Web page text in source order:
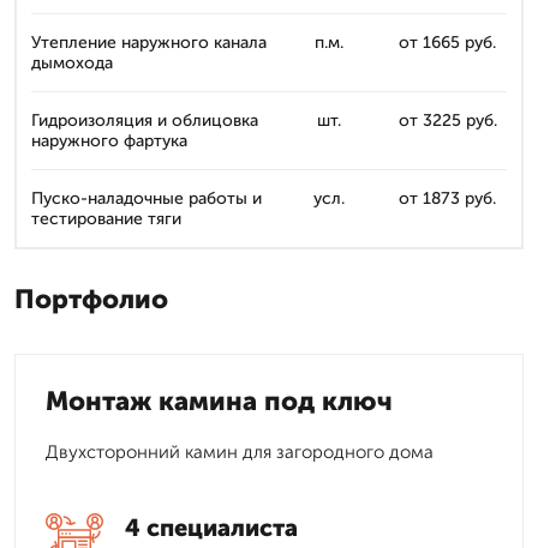
Утепление наружного канала
дымохода
п.м. от 1665 руб.
Гидроизоляция и облицовка
наружного фартука
шт. от 3225 руб.
Пуско-наладочные работы и
тестирование тяги
усл. от 1873 руб.
Портфолио
Монтаж камина под ключ
Двухсторонний камин для загородного дома
4 специалиста